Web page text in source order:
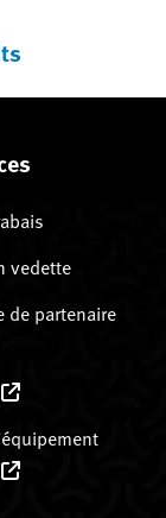
vedette
de partenaire